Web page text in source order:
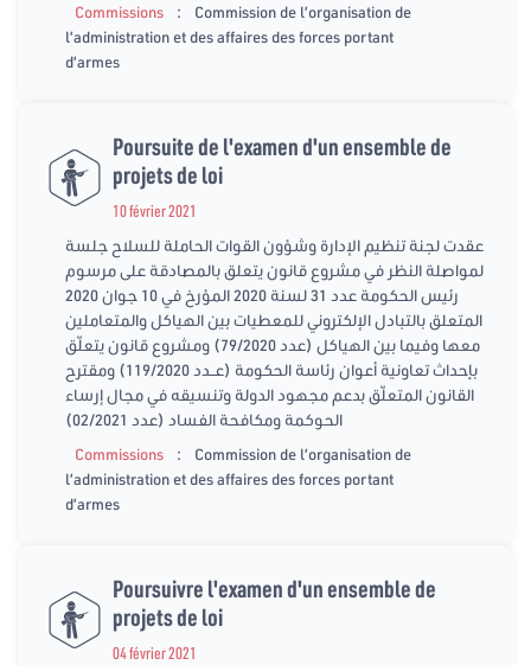
Commissions
:
Commission de l’organisation de
l’administration et des affaires des forces portant
d’armes
Poursuite de l'examen d'un ensemble de
projets de loi
10 février 2021
عقدت لجنة تنظيم الإدارة وشؤون القوات الحاملة للسلاح جلسة
لمواصلة النظر في مشروع قانون يتعلق بالمصادقة على مرسوم
رئيس الحكومة عدد 31 لسنة 2020 المؤرخ في 10 جوان 2020
المتعلق بالتبادل الإلكتروني للمعطيات بين الهياكل والمتعاملين
معها وفيما بين الهياكل (عدد 79/2020) ومشروع قانون يتعلّق
بإحداث تعاونية أعوان رئاسة الحكومة (عــدد 119/2020) ومقترح
القانون المتعلّق بدعم مجهود الدولة وتنسيقه في مجال إرساء
الحوكمة ومكافحة الفساد (عدد 02/2021)
Commissions
:
Commission de l’organisation de
l’administration et des affaires des forces portant
d’armes
Poursuivre l'examen d'un ensemble de
projets de loi
04 février 2021